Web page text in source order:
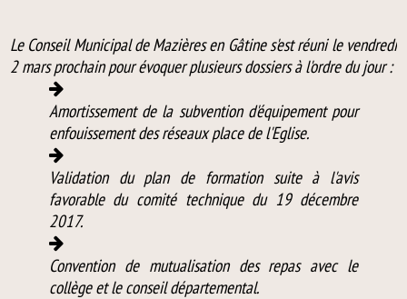
Le Conseil Municipal de Mazières en Gâtine s'est réuni le vendredi
2 mars prochain pour évoquer plusieurs dossiers à l'ordre du jour :
Amortissement de la subvention d'équipement pour
enfouissement des réseaux place de l'Eglise.
Validation du plan de formation suite à l'avis
favorable du comité technique du 19 décembre
2017.
Convention de mutualisation des repas avec le
collège et le conseil départemental.